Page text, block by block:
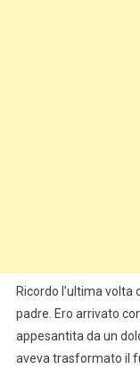
Ricordo l’ultima
padre. Ero arrivato
appesantita da un
aveva trasformato il